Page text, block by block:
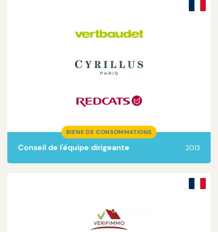
BIENS DE CONSOMMATIONS
Conseil de l'équipe dirigeante 2013
Lire la suite